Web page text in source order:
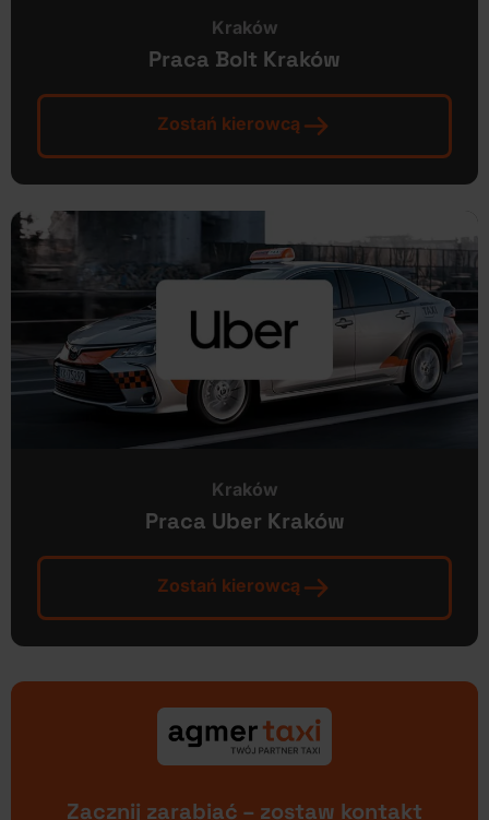
Kraków
Praca Bolt Kraków
Zostań kierowcą
Kraków
Praca Uber Kraków
Zostań kierowcą
Zacznij zarabiać – zostaw kontakt